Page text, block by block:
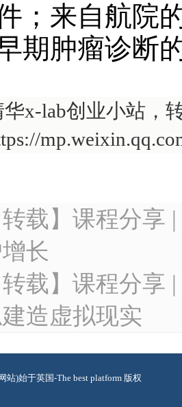
；来自航院
期肿瘤诊断
x-lab创业小站，
转载】课程分
长
转载】课程分
造虚拟现实
)始于英国-The best platform 版权